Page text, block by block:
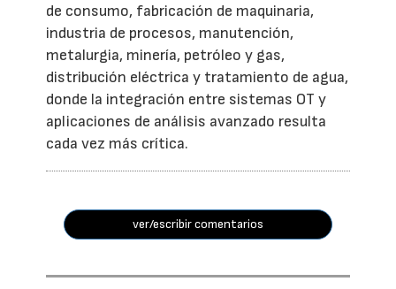
de consumo, fabricación de maquinaria,
industria de procesos, manutención,
metalurgia, minería, petróleo y gas,
distribución eléctrica y tratamiento de agua,
donde la integración entre sistemas OT y
aplicaciones de análisis avanzado resulta
cada vez más crítica.
ver/escribir comentarios